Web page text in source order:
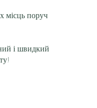
місць поруч
і швидкий